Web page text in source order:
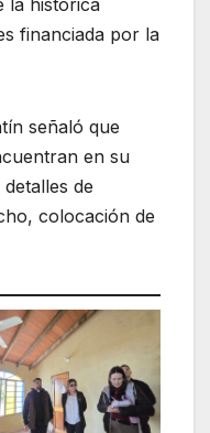
financiada por la
señaló que
en su
de
colocación de